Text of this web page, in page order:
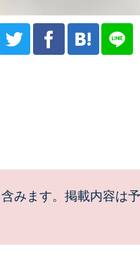
みます。掲載内容は